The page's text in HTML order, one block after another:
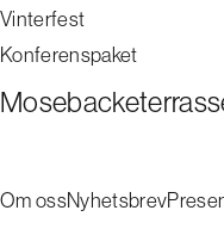
Vinterfest
Konferenspaket
Om ossNyhetsbrev